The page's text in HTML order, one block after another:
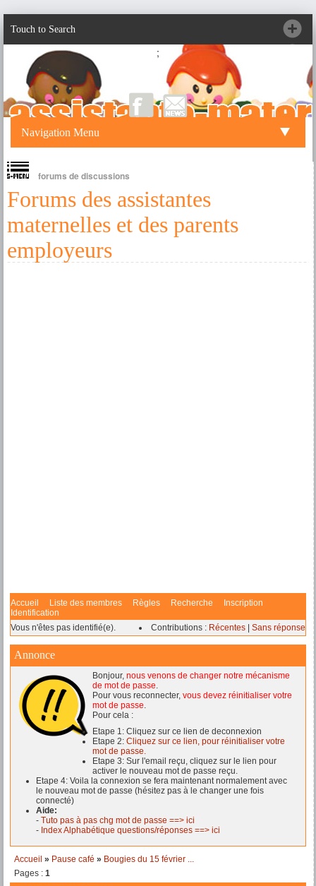
Touch to Search
;
Navigation Menu
forums de discussions
Forums des assistantes
maternelles et des parents
employeurs
Accueil Liste des membres Règles Recherche
Inscription
Identification
Vous n'êtes pas identifié(e).
Contributions : Récentes Sans réponse
Annonce
Bonjour, nous venons de changer notre mécanisme
de mot de passe.
Pour vous reconnecter, vous devez réinitialiser votre
mot de passe.
Pour cela :
Etape 1: Cliquez sur ce lien de deconnexion
Etape 2: Cliquez sur ce lien, pour réinitialiser votre
mot de passe.
Etape 3: Sur l'email reçu, cliquez sur le lien pour
activer le nouveau mot de passe reçu.
Etape 4: Voila la connexion se fera maintenant normalement avec
le nouveau mot de passe (hésitez pas à le changer une fois
connecté)
Aide:
- Tuto pas à pas chg mot de passe ==> ici
- Index Alphabétique questions/réponses ==> ici
Accueil » Pause café » Bougies du 15 février ...
Pages : 1